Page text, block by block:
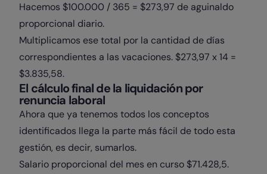
Hacemos $100.000 / 365 = $273,97 de aguinaldo
proporcional diario.
Multiplicamos ese total por la cantidad de días
correspondientes a las vacaciones. $273,97 x 14 =
$3.835,58.
El cálculo final de la liquidación por
renuncia laboral
Ahora que ya tenemos todos los conceptos
identificados llega la parte más fácil de todo esta
gestión, es decir, sumarlos.
Salario proporcional del mes en curso $71.428,5.